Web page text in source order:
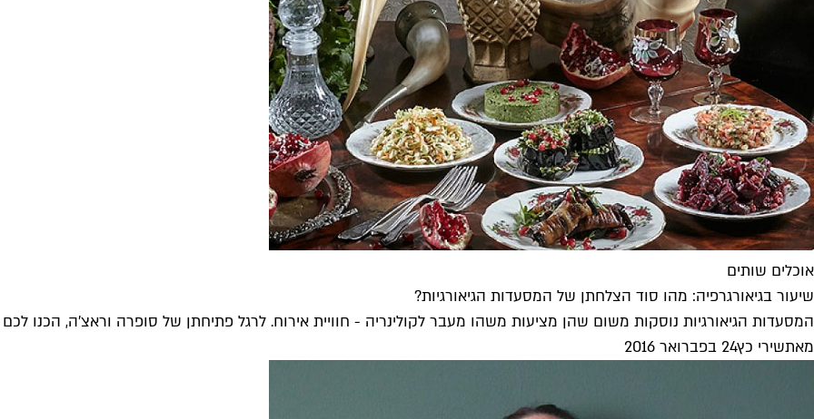
אוכלים שותים
שיעור בגיאורגרפיה: מהו סוד הצלחתן של המסעדות הגיאורגיות?
המסעדות הגיאורגיות נוסקות משום שהן מציעות משהו מעבר לקולינריה - חוויית אירוח. לרגל פתיחתן של סופרה וראצ׳ה, הכנו לכם
מאתשירי כץ24 בפברואר 2016